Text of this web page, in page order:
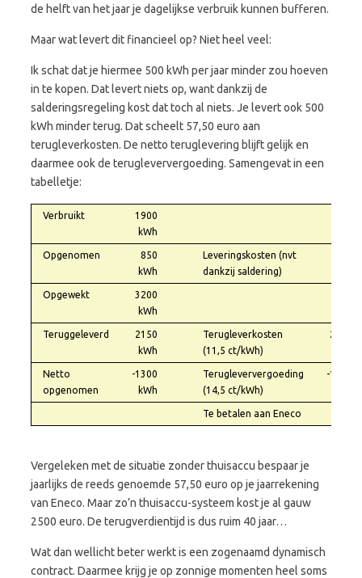
de helft van het jaar je dagelijkse verbruik kunnen bufferen.
Maar wat levert dit financieel op? Niet heel veel:
Ik schat dat je hiermee 500 kWh per jaar minder zou hoeven
in te kopen. Dat levert niets op, want dankzij de
salderingsregeling kost dat toch al niets. Je levert ook 500
kWh minder terug. Dat scheelt 57,50 euro aan
terugleverkosten. De netto teruglevering blijft gelijk en
daarmee ook de terugleververgoeding. Samengevat in een
tabelletje:
Verbruikt
1900
kWh
Opgenomen
850
kWh
Leveringskosten (nvt
dankzij saldering)
Opgewekt
3200
kWh
Teruggeleverd
2150
kWh
Terugleverkosten
(11,5 ct/kWh)
247,25
Netto
opgenomen
-1300
kWh
Terugleververgoeding
(14,5 ct/kWh)
-188,50
Te betalen aan Eneco
Vergeleken met de situatie zonder thuisaccu bespaar je
jaarlijks de reeds genoemde 57,50 euro op je jaarrekening
van Eneco. Maar zo’n thuisaccu-systeem kost je al gauw
2500 euro. De terugverdientijd is dus ruim 40 jaar…
Wat dan wellicht beter werkt is een zogenaamd dynamisch
contract. Daarmee krijg je op zonnige momenten heel soms